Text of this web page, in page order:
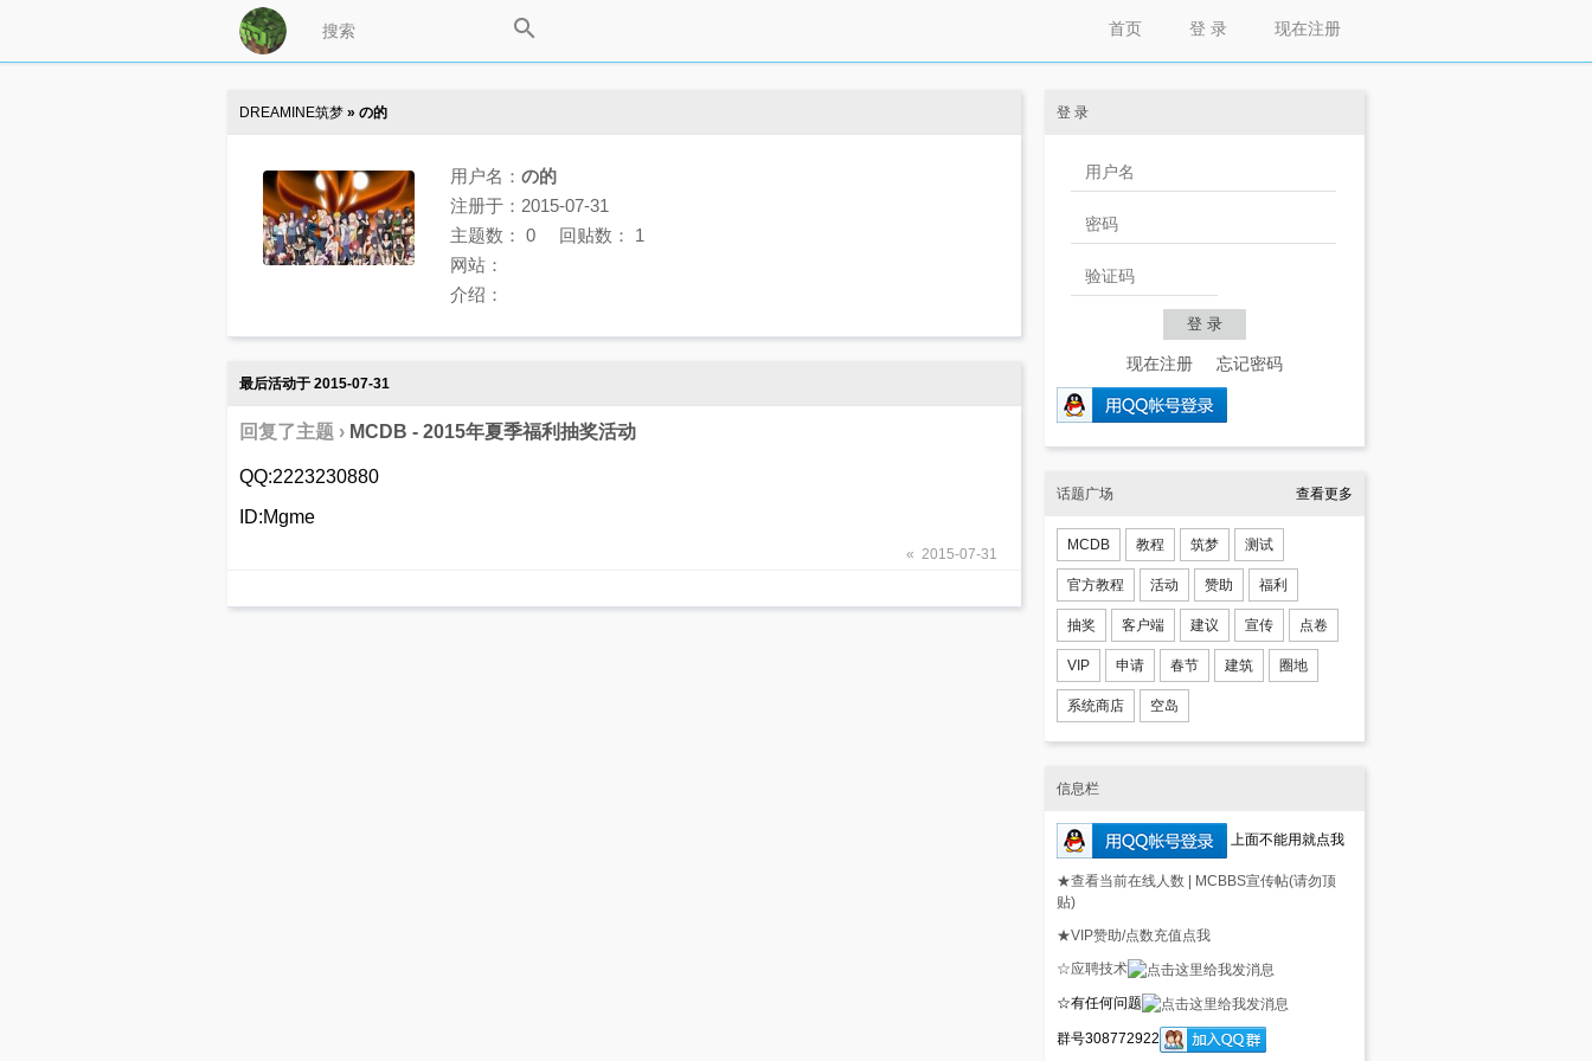
现在注册
登 录
首页
DREAMINE筑梦 » の的
用户名： の的
注册于：2015-07-31
主题数： 0 回贴数： 1
网站：
介绍：
最后活动于 2015-07-31
回复了主题 › MCDB - 2015年夏季福利抽奖活动
QQ:2223230880
ID:Mgme
« 2015-07-31
登 录
现在注册 忘记密码
话题广场 查看更多
MCDB 教程 筑梦 测试
官方教程 活动 赞助 福利
抽奖 客户端 建议 宣传 点卷
VIP 申请 春节 建筑 圈地
系统商店 空岛
信息栏
上面不能用就点我
★查看当前在线人数
MCBBS宣传帖(请勿顶
贴)
★VIP赞助/点数充值点我
☆应聘技术
☆有任何问题
群号308772922